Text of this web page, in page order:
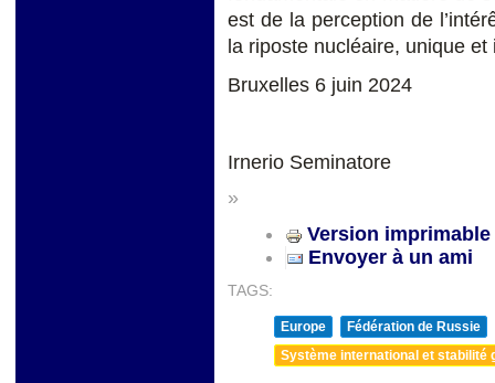
est de la perception de
la riposte nucléaire, unique et
Bruxelles 6 juin 2024
Irnerio Seminatore
»
Version imprimable
Envoyer à un ami
TAGS:
Europe
Fédération de Russie
Système international et stabilité